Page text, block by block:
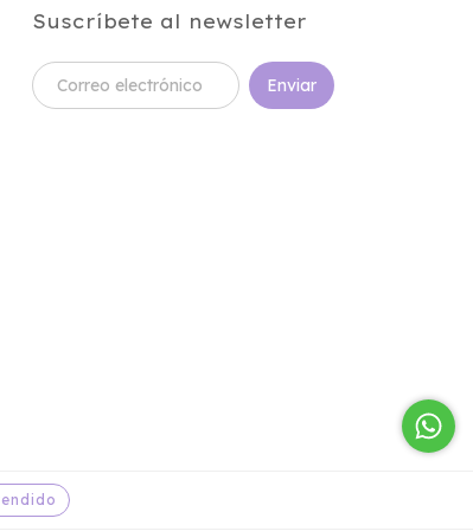
Suscríbete al newsletter